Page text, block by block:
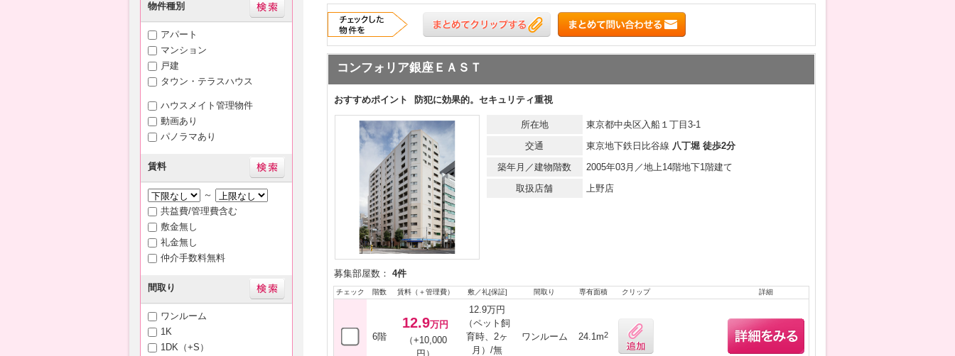
物件種別
アパート
マンション
戸建
タウン・テラスハウス
ハウスメイト管理物件
動画あり
パノラマあり
賃料
～
共益費/管理費含む
敷金無し
礼金無し
仲介手数料無料
間取り
ワンルーム
1K
1DK（+S）
コンフォリア銀座ＥＡＳＴ
おすすめポイント 防犯に効果的。セキュリティ重視
所在地
東京都中央区入船１丁目3-1
交通
東京地下鉄日比谷線 八丁堀 徒歩2分
築年月／建物階数
2005年03月／地上14階地下1階建て
取扱店舗
上野店
募集部屋数： 4件
チェック 階数 賃料（＋管理費） 敷／礼[保証] 間取り 専有面積 クリップ 詳細
6階
12.9万円
（+10,000
円）
12.9万円
（ペット飼
育時、2ヶ
月）/無
ワンルーム 24.1m2